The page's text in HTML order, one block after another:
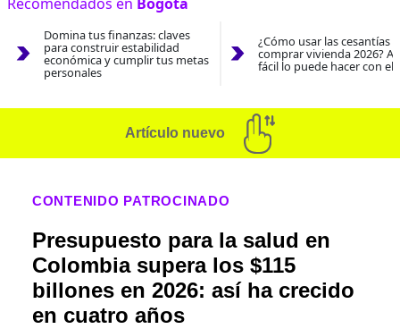
Domina tus finanzas: claves
para construir estabilidad
económica y cumplir tus metas
personales
¿Cómo usar las cesantías
comprar vivienda 2026?
fácil lo puede hacer con el
Artículo nuevo
CONTENIDO PATROCINADO
Presupuesto para la salud en
Colombia supera los $115
billones en 2026: así ha crecido
en cuatro años